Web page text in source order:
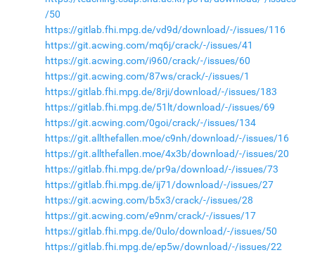
/50
https://gitlab.fhi.mpg.de/vd9d/download/-/issues/116
https://git.acwing.com/mq6j/crack/-/issues/41
https://git.acwing.com/i960/crack/-/issues/60
https://git.acwing.com/87ws/crack/-/issues/1
https://gitlab.fhi.mpg.de/8rji/download/-/issues/183
https://gitlab.fhi.mpg.de/51lt/download/-/issues/69
https://git.acwing.com/0goi/crack/-/issues/134
https://git.allthefallen.moe/c9nh/download/-/issues/16
https://git.allthefallen.moe/4x3b/download/-/issues/20
https://gitlab.fhi.mpg.de/pr9a/download/-/issues/73
https://gitlab.fhi.mpg.de/ij71/download/-/issues/27
https://git.acwing.com/b5x3/crack/-/issues/28
https://git.acwing.com/e9nm/crack/-/issues/17
https://gitlab.fhi.mpg.de/0ulo/download/-/issues/50
https://gitlab.fhi.mpg.de/ep5w/download/-/issues/22